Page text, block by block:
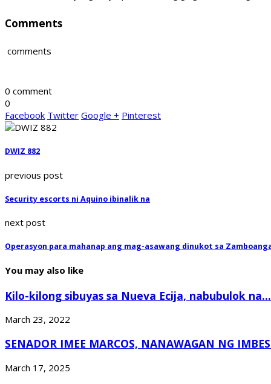
Comments
comments
0 comment
0
Facebook Twitter Google + Pinterest
DWIZ 882
previous post
Security escorts ni Aquino ibinalik na
next post
Operasyon para mahanap ang mag-asawang dinukot sa
You may also like
Kilo-kilong sibuyas sa Nueva Ecija, nabubulok na...
March 23, 2022
SENADOR IMEE MARCOS, NANAWAGAN NG
March 17, 2025